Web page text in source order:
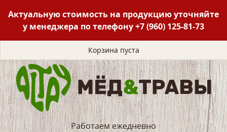
Актуальную стоимость на продукцию уточняйте
у менеджера по телефону+7 (960) 125-81-73
Корзина пуста
Работаем ежедневно